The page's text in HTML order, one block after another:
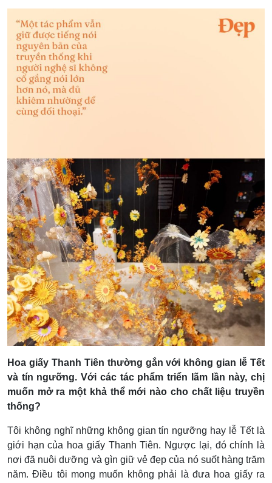
Hoa giấy Thanh Tiên thường gắn với không gian lễ Tết
và tín ngưỡng. Với các tác phẩm triển lãm lần này, chị
muốn mở ra một khả thể mới nào cho chất liệu truyền
thống?
Tôi không nghĩ những không gian tín ngưỡng hay lễ Tết là
giới hạn của hoa giấy Thanh Tiên. Ngược lại, đó chính là
nơi đã nuôi dưỡng và gìn giữ vẻ đẹp của nó suốt hàng trăm
năm. Điều tôi mong muốn không phải là đưa hoa giấy ra